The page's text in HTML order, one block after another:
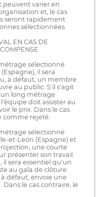
peuvent varier en
et, le cas
seront rapidement
sélectionnées.
EN CAS DE
sélectionné
il sera
à défaut, un membre
au public. S'il s'agit
long métrage
doit assister au
le prix. Dans le cas
comme rejeté.
sélectionné
et-León (Espagne) et
une courte
présenter son travail.
il sera essentiel qu'un
au gala de clôture
défaut, envoie une
le cas contraire, le